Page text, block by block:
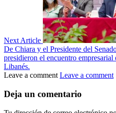
Next Article
De Chiara y el Presidente del
presidieron el encuentro
Libanés.
Leave a comment Leave a comment
Deja un comentario